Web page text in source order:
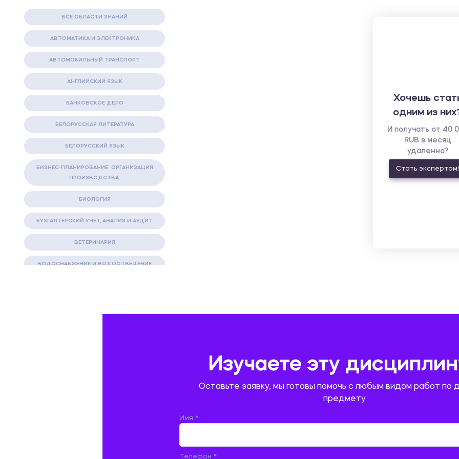
ВСЕ ОБЛАСТИ ЗНАНИЙ
АВТОМАТИКА И ЭЛЕКТРОНИКА
АВТОМОБИЛЬНЫЙ ТРАНСПОРТ
АНГЛИЙСКИЙ ЯЗЫК
БАНКОВСКОЕ ДЕЛО
БЕЛОРУССКАЯ ЛИТЕРАТУРА
БЕЛОРУССКИЙ ЯЗЫК
БИЗНЕС-ПЛАНИРОВАНИЕ. ОРГАНИЗАЦИЯ
ПРОИЗВОДСТВА.
БИОЛОГИЯ
БУХГАЛТЕРСКИЙ УЧЕТ, АНАЛИЗ И АУДИТ
ВЕТЕРИНАРИЯ
ВОДОСНАБЖЕНИЕ И ВОДООТВЕДЕНИЕ
Хочешь
одним из
И получать от 40
RUB в месяц
удаленно?
Стать экспертом!
Изучаете эту
Оставьте заявку, мы готовы помочь с любым видом работ по
предмету
Имя *
Телефон *